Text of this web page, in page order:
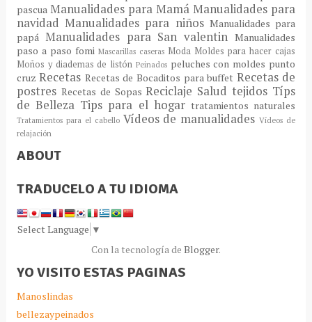
pascua Manualidades para MamáManualidades para
navidadManualidades para niños Manualidades para
papá Manualidades para San valentinManualidades
paso a paso fomi Mascarillas caseras Moda Moldes para hacer cajas
Moños y diademas de listón Peinados peluches con moldes punto
cruzRecetas Recetas de Bocaditos para buffet Recetas de
postres Recetas de SopasReciclaje Saludtejidos Típs
de Belleza Tips para el hogar tratamientos naturales
Tratamientos para el cabello Vídeos de manualidadesVídeos de
relajación
ABOUT
TRADUCELO A TU IDIOMA
Select Language ▼
Con la tecnología de Blogger.
YO VISITO ESTAS PAGINAS
Manoslindas
bellezaypeinados